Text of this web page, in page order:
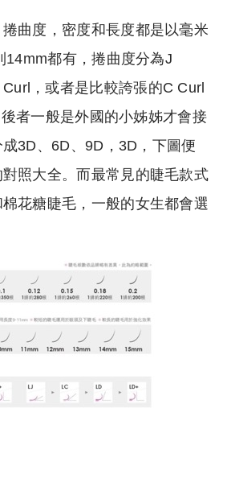
曲度，密度和長度都是以毫米
14mm都有，捲曲度分為J
，或者是比較誇張的C Curl
者一般是外國的小姊姊才會接
3D、6D、9D，3D，下圖便
照大全。而最常見的睫毛款式
花糖睫毛，一般的女生都會選